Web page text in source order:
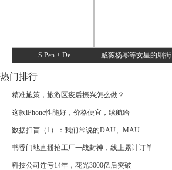
S Pen + De 戚薇杨幂等女星的刷街
热门排行
精准施策，旅游区疫后振兴怎么做？
这款iPhone性能好，价格便宜，续航给
数据扫盲（1）：我们常说的DAU、MAU
书香门地直播抢工厂一战封神，线上累计订单
科技公司连亏14年，花光3000亿后突破